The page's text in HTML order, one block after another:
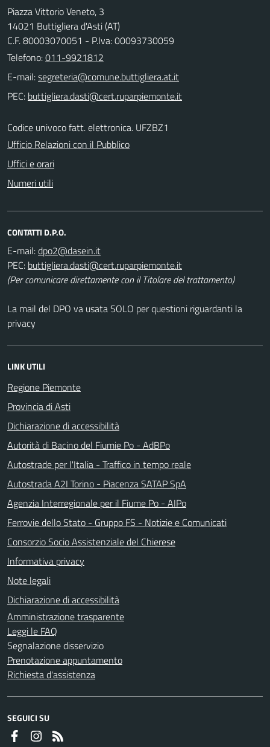
Piazza Vittorio Veneto, 3
14021 Buttigliera d'Asti (AT)
C.F. 80003070051 - P.Iva: 00093730059
Telefono:011-9921812
E-mail:
PEC:
Codice univoco fatt. elettronica. UFZBZ1
Ufficio Relazioni con il Pubblico
Uffici e orari
Numeri utili
CONTATTI D.P.O.
E-mail:
PEC:
(Per comunicare direttamente con il Titolare del trattamento)
La mail del DPO va usata SOLO per questioni riguardanti la
privacy
LINK UTILI
Regione Piemonte
Provincia di Asti
Dichiarazione di accessibilità
Autorità di Bacino del Fiumie Po - AdBPo
Autostrade per l'Italia - Traffico in tempo reale
Autostrada A2I Torino - Piacenza SATAP SpA
Agenzia Interregionale per il Fiume Po - AIPo
Ferrovie dello Stato - Gruppo FS - Notizie e Comunicati
Consorzio Socio Assistenziale del Chierese
Informativa privacy
Note legali
Dichiarazione di accessibilità
Amministrazione trasparente
Leggi le FAQ
Segnalazione disservizio
Prenotazione appuntamento
Richiesta d'assistenza
SEGUICI SU